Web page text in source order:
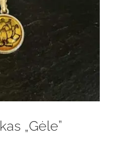
„Gėle”